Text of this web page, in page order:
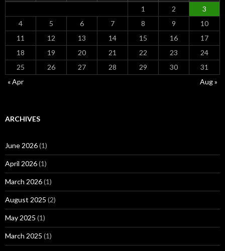
1
2
3
4
5 6 7 8 9
10
11
12 13 14 15 16
17
18
19 20 21 22 23
24
25
26 27 28 29 30
31
« Apr
Aug »
ARCHIVES
June 2026(1)
April 2026(1)
March 2026(1)
August 2025 (2)
May 2025 (1)
March 2025 (1)